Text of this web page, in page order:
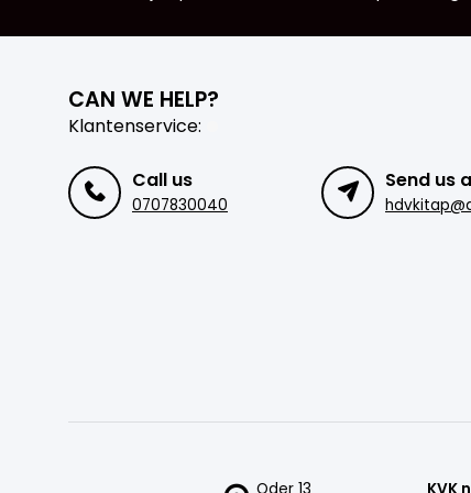
CAN WE HELP?
Klantenservice:
Call us
0707830040
Send us
Oder 13 KVK